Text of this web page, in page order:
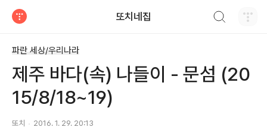
또치네집
파란 세상/우리나라
제주 바다(속) 나들이 - 문섬 (20
15/8/18~19)
또치 2016. 1. 29. 20:13